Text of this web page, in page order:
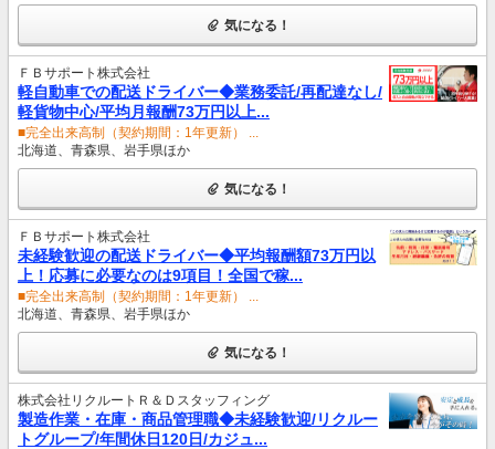
気になる！
ＦＢサポート株式会社
軽自動車での配送ドライバー◆業務委託/再配達なし/
軽貨物中心/平均月報酬73万円以上...
■完全出来高制（契約期間：1年更新） ...
北海道、青森県、岩手県ほか
気になる！
ＦＢサポート株式会社
未経験歓迎の配送ドライバー◆平均報酬額73万円以
上！応募に必要なのは9項目！全国で稼...
■完全出来高制（契約期間：1年更新） ...
北海道、青森県、岩手県ほか
気になる！
株式会社リクルートＲ＆Ｄスタッフィング
製造作業・在庫・商品管理職◆未経験歓迎/リクルー
トグループ/年間休日120日/カジュ...